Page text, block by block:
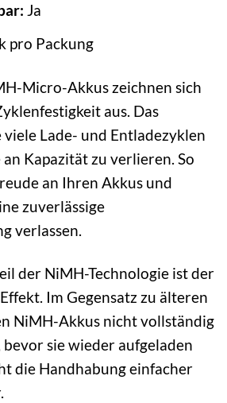
Ja
pro Packung
Micro-Akkus zeichnen sich
aus. Das
viele Lade- und Entladezyklen
Kapazität zu verlieren. So
an Ihren Akkus und
zuverlässige
verlassen.
der NiMH-Technologie ist der
Im Gegensatz zu älteren
NiMH-Akkus nicht vollständig
sie wieder aufgeladen
die Handhabung einfacher